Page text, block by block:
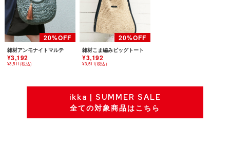
雑材アンモナイトマルテ
¥3,192
¥3,511(税込)
雑材こま編みビッグトート
¥3,192
¥3,511(税込)
ikka | SUMMER SALE
全ての対象商品はこちら